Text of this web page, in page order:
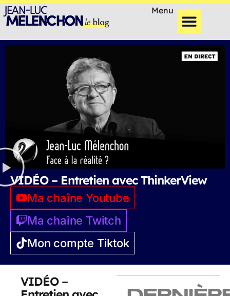
Menu
VIDÉO – Entretien avec ThinkerView
Ma chaîne Youtube
Ma chaîne Twitch
Mon compte Tiktok
VIDÉO –